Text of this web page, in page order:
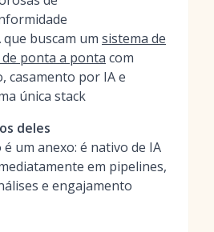
que buscam um sistema de
ponta a ponta com
casamento por IA e
única stack
deles
um anexo: é nativo de IA
em pipelines,
e engajamento